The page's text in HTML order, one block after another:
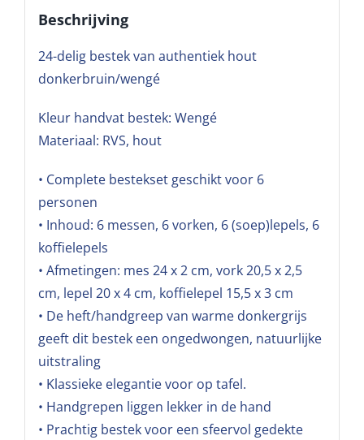
Beschrijving
24-delig bestek van authentiek hout
donkerbruin/wengé
Kleur handvat bestek: Wengé
Materiaal: RVS, hout
• Complete bestekset geschikt voor 6
personen
• Inhoud: 6 messen, 6 vorken, 6 (soep)lepels, 6
koffielepels
• Afmetingen: mes 24 x 2 cm, vork 20,5 x 2,5
cm, lepel 20 x 4 cm, koffielepel 15,5 x 3 cm
• De heft/handgreep van warme donkergrijs
geeft dit bestek een ongedwongen, natuurlijke
uitstraling
• Klassieke elegantie voor op tafel.
• Handgrepen liggen lekker in de hand
• Prachtig bestek voor een sfeervol gedekte